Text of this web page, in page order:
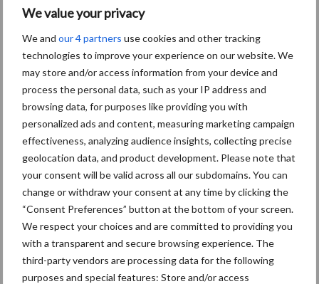
We value your privacy
We and our 4 partners use cookies and other tracking
technologies to improve your experience on our website. We
may store and/or access information from your device and
process the personal data, such as your IP address and
browsing data, for purposes like providing you with
personalized ads and content, measuring marketing campaign
effectiveness, analyzing audience insights, collecting precise
geolocation data, and product development. Please note that
your consent will be valid across all our subdomains. You can
change or withdraw your consent at any time by clicking the
“Consent Preferences” button at the bottom of your screen.
We respect your choices and are committed to providing you
with a transparent and secure browsing experience. The
third-party vendors are processing data for the following
purposes and special features: Store and/or access
Primaire
Sidebar
Recent nieuws Partner nieuws
30 dec
Hervorming flexibele
arbeidscontracten kent mitsen en
maren
29 dec
Freddy van de Ridder Cleaners:
“Glazenwassen zit in m’n bloed,
maar innoveren is mijn toekomst”
Toon meer